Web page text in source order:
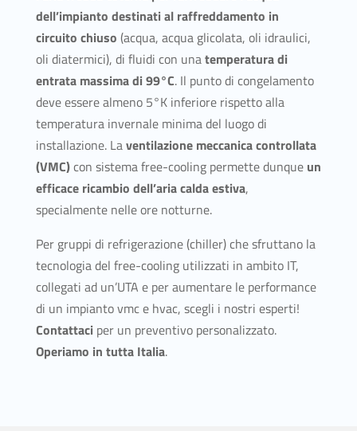
dell’impianto destinati al raffreddamento in
circuito chiuso (acqua, acqua glicolata, oli idraulici,
oli diatermici), di fluidi con unatemperatura di
entrata massima di 99°C. Il punto di congelamento
deve essere almeno 5°K inferiore rispetto alla
temperatura invernale minima del luogo di
installazione. Laventilazione meccanica controllata
(VMC)con sistema free-cooling permette dunque un
efficace ricambio dell’aria caldaestiva,
specialmente nelle ore notturne.
Per gruppi di refrigerazione (chiller) che sfruttano la
tecnologia del free-cooling utilizzati in ambito IT,
collegati ad un’UTA e per aumentare le performance
di un impianto vmc e hvac, scegli i nostri esperti!
Contattaci per un preventivo personalizzato.
Operiamo in tutta Italia.